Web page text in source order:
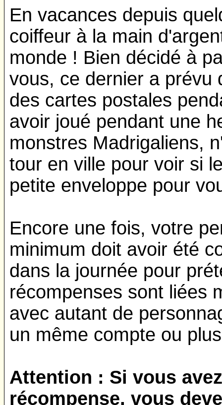
En vacances depuis
coiffeur à la main
monde ! Bien décidé à
vous, ce dernier a prévu
des cartes postales
avoir joué pendant une
monstres Madrigaliens,
tour en ville pour voir si
petite enveloppe pour
Encore une fois, votre
minimum doit avoir été
dans la journée pour
récompenses sont liées
avec autant de
un même compte ou
Attention : Si vous
récompense, vous